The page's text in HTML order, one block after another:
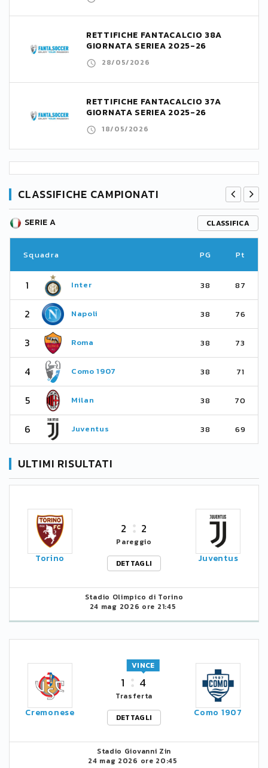
RETTIFICHE FANTACALCIO 38A
GIORNATA SERIEA 2025-26
28/05/2026
RETTIFICHE FANTACALCIO 37A
GIORNATA SERIEA 2025-26
18/05/2026
CLASSIFICHE CAMPIONATI
SERIE A CLASSIFICA
Squadra PG Pt
1 Inter 38 87
2 Napoli 38 76
3 Roma 38 73
4 Como 1907 38 71
5 Milan 38 70
6 Juventus 38 69
ULTIMI RISULTATI
Torino
2 2
Pareggio
DETTAGLI
Juventus
Stadio Olimpico di Torino
24 mag 2026 ore 21:45
Cremonese
1 4
VINCE
Trasferta
DETTAGLI
Como 1907
Stadio Giovanni Zin
24 mag 2026 ore 20:45